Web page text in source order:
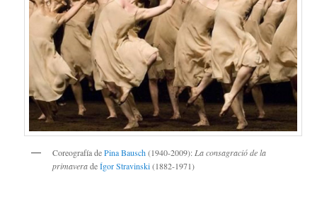
Coreografía dePina Bausch(1940-2009): La consagració de la
primaveradeÍgor Stravinski(1882-1971)